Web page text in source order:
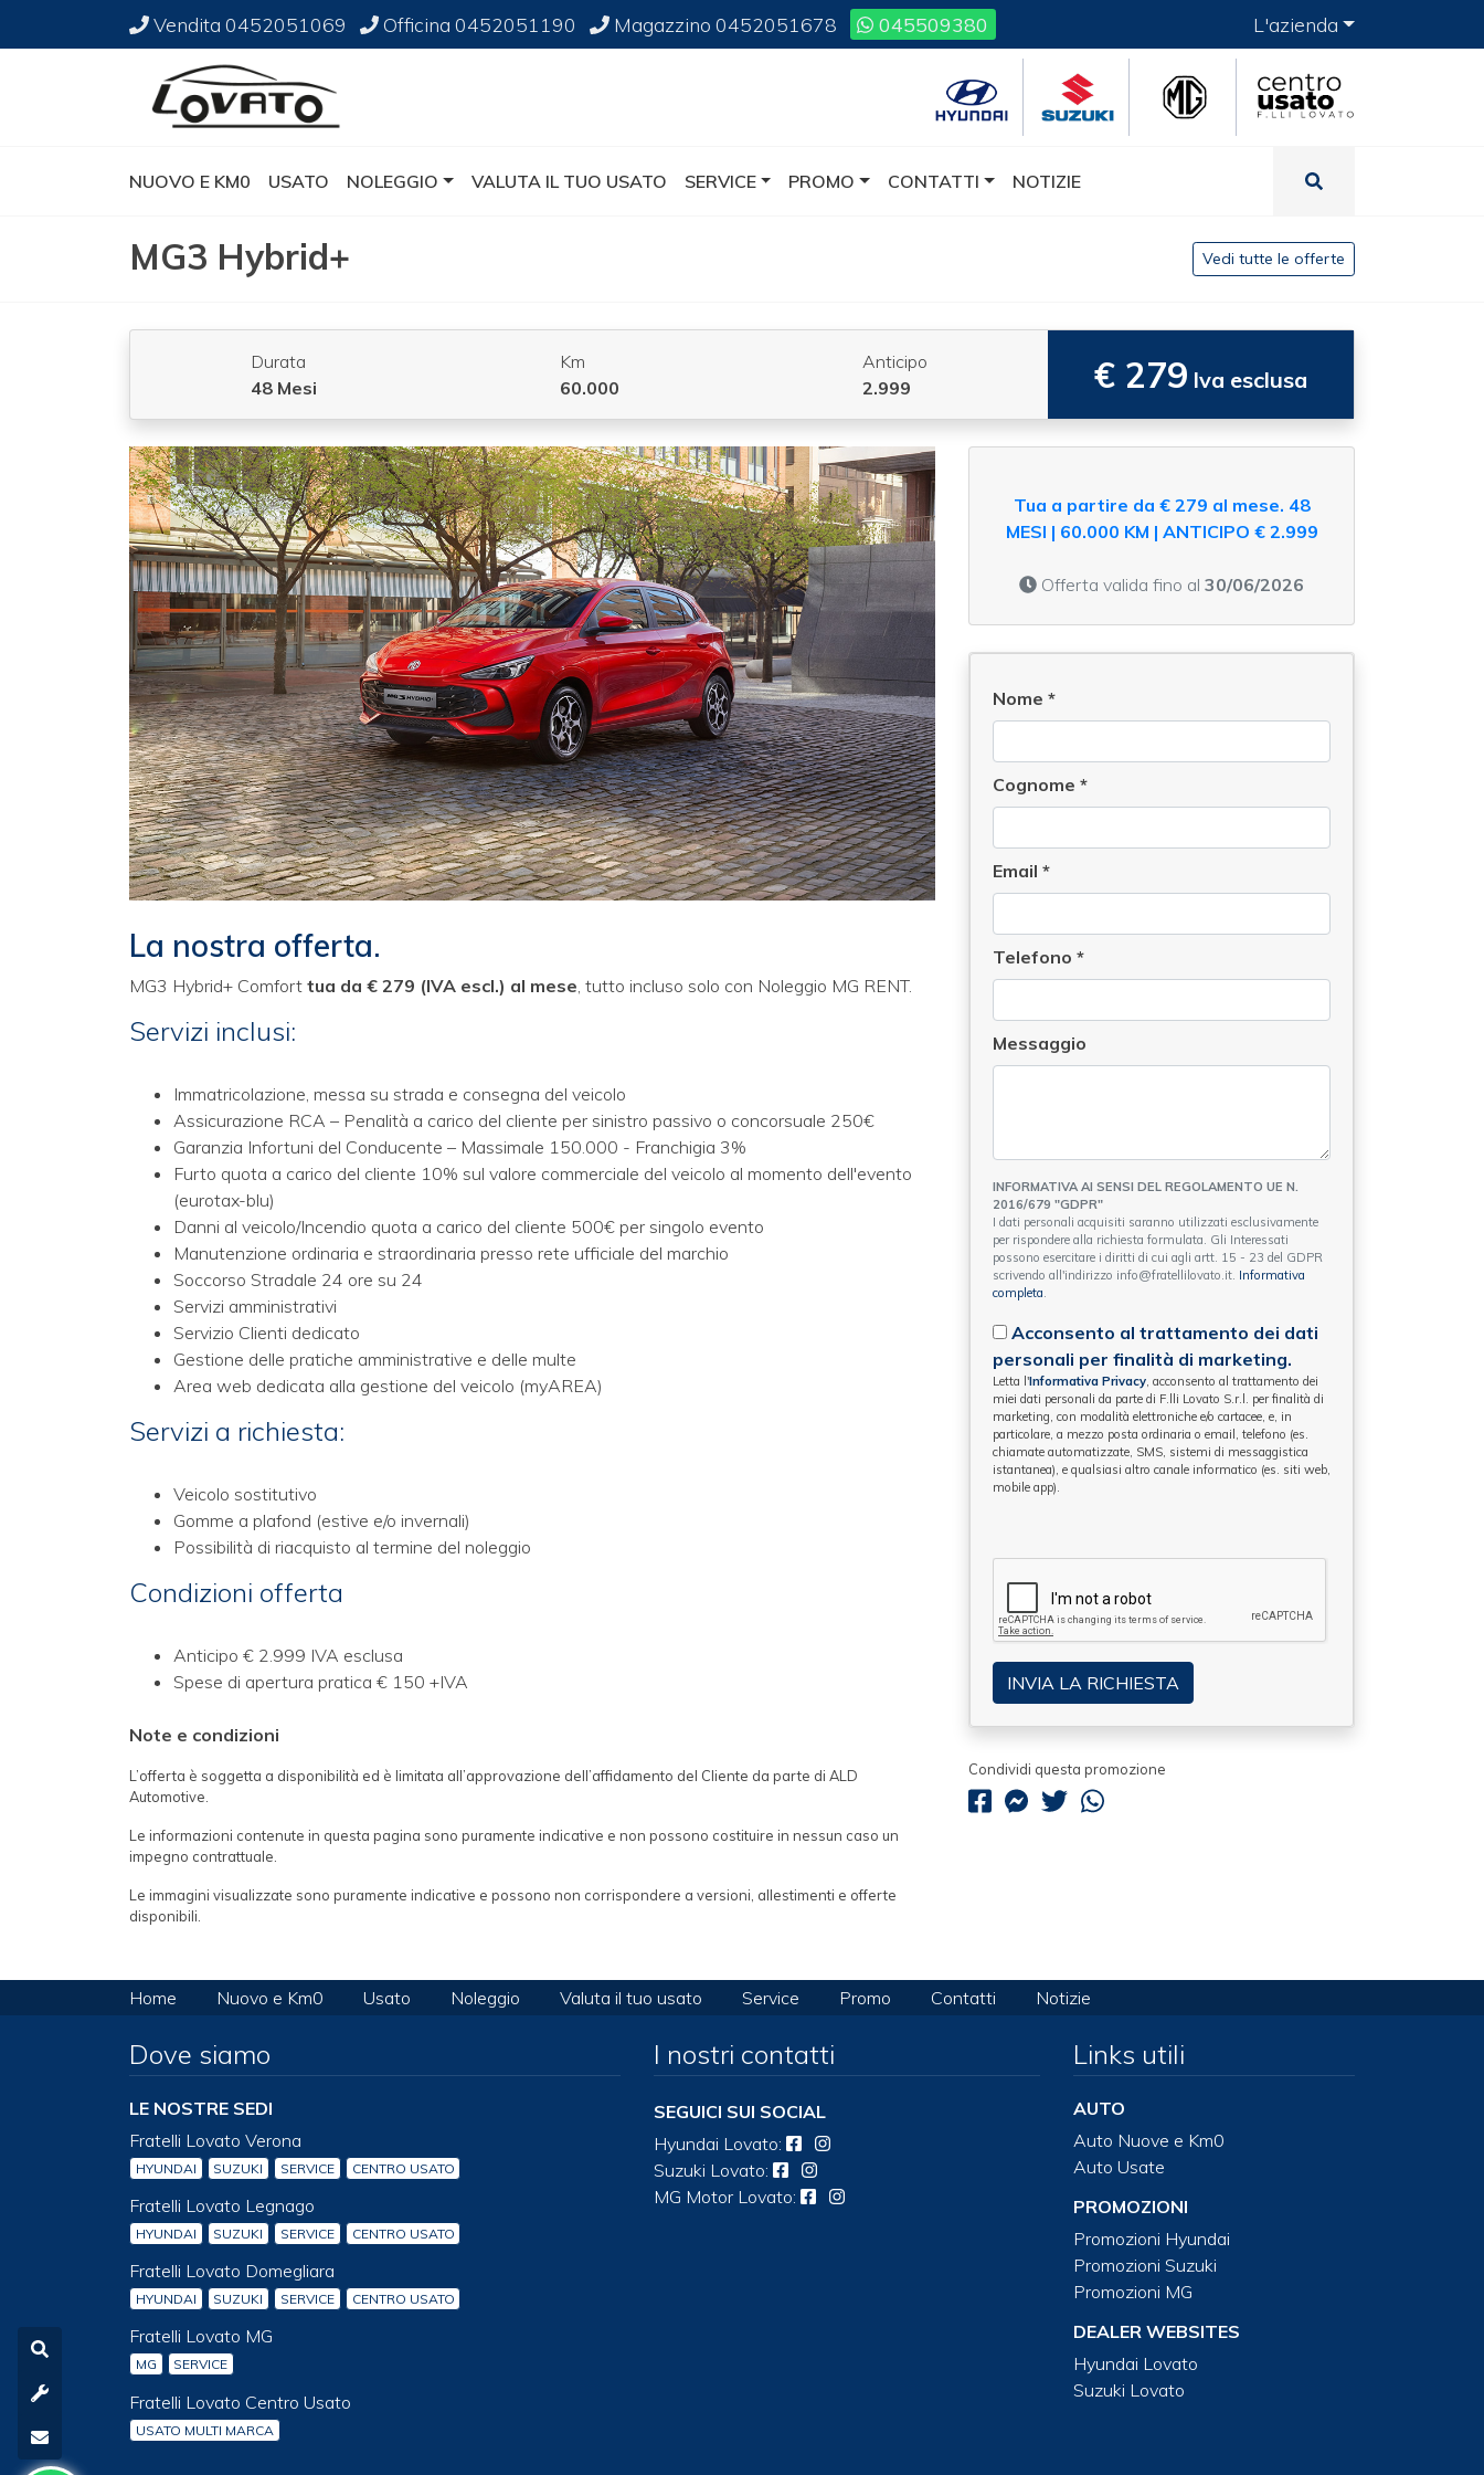
Vendita 0452051069 Officina0452051190 Magazzino 0452051678 045509380 L'azienda
NUOVO E KM0 USATO NOLEGGIO VALUTA IL TUO USATO SERVICE PROMO CONTATTI NOTIZIE
MG3 Hybrid+ Vedi tutte le offerte
Durata
48 Mesi
Km
60.000
Anticipo
2.999
€ 279 Iva esclusa
La nostra offerta.
MG3 Hybrid+ Comfort tua da € 279 (IVA escl.) al mese, tutto incluso solo con Noleggio MG RENT.
Servizi inclusi:
Immatricolazione, messa su strada e consegna del veicolo
Assicurazione RCA – Penalità a carico del cliente per sinistro passivo o concorsuale 250€
Garanzia Infortuni del Conducente – Massimale 150.000 - Franchigia 3%
Furto quota a carico del cliente 10% sul valore commerciale del veicolo al momento dell'evento
(eurotax-blu)
Danni al veicolo/Incendio quota a carico del cliente 500€ per singolo evento
Manutenzione ordinaria e straordinaria presso rete ufficiale del marchio
Soccorso Stradale 24 ore su 24
Servizi amministrativi
Servizio Clienti dedicato
Gestione delle pratiche amministrative e delle multe
Area web dedicata alla gestione del veicolo (myAREA)
Servizi a richiesta:
Veicolo sostitutivo
Gomme a plafond (estive e/o invernali)
Possibilità di riacquisto al termine del noleggio
Condizioni offerta
Anticipo € 2.999 IVA esclusa
Spese di apertura pratica € 150 +IVA
Note e condizioni
L’offerta è soggetta a disponibilità ed è limitata all’approvazione dell’affidamento del Cliente da parte di ALD
Automotive.
Le informazioni contenute in questa pagina sono puramente indicative e non possono costituire in nessun caso un
impegno contrattuale.
Le immagini visualizzate sono puramente indicative e possono non corrispondere a versioni, allestimenti e offerte
disponibili.
Tua a partire da € 279 al mese. 48
MESI | 60.000 KM | ANTICIPO € 2.999
Offerta valida fino al 30/06/2026
Nome *
Cognome *
Email *
Telefono *
Messaggio
INFORMATIVA AI SENSI DEL REGOLAMENTO UE N.
2016/679 "GDPR"
I dati personali acquisiti saranno utilizzati esclusivamente
per rispondere alla richiesta formulata. Gli Interessati
possono esercitare i diritti di cui agli artt. 15 - 23 del GDPR
scrivendo all'indirizzo info@fratellilovato.it. Informativa
completa.
Acconsento al trattamento dei dati
personali per finalità di marketing.
Letta l'Informativa Privacy, acconsento al trattamento dei
miei dati personali da parte di F.lli Lovato S.r.l. per finalità di
marketing, con modalità elettroniche e/o cartacee, e, in
particolare, a mezzo posta ordinaria o email, telefono (es.
chiamate automatizzate, SMS, sistemi di messaggistica
istantanea), e qualsiasi altro canale informatico (es. siti web,
mobile app).
Condividi questa promozione
Home Nuovo e Km0 Usato Noleggio Valuta il tuo usato Service Promo Contatti Notizie
Dove siamo
LE NOSTRE SEDI
Fratelli Lovato Verona
HYUNDAI SUZUKI SERVICE CENTRO USATO
Fratelli Lovato Legnago
HYUNDAI SUZUKI SERVICE CENTRO USATO
Fratelli Lovato Domegliara
HYUNDAI SUZUKI SERVICE CENTRO USATO
Fratelli Lovato MG
MG SERVICE
Fratelli Lovato Centro Usato
USATO MULTI MARCA
I nostri contatti
SEGUICI SUI SOCIAL
Hyundai Lovato:
Suzuki Lovato:
MG Motor Lovato:
Links utili
AUTO
Auto Nuove e Km0
Auto Usate
PROMOZIONI
Promozioni Hyundai
Promozioni Suzuki
Promozioni MG
DEALER WEBSITES
Hyundai Lovato
Suzuki Lovato